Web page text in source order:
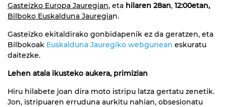
Gasteizko Europa Jauregian, eta hilaren 28an, 12:00etan,
Bilboko Euskalduna Jauregian.
Gasteizko ekitaldirako gonbidapenik ez da geratzen, eta
Bilbokoak Euskalduna Jauregiko webgunean eskuratu
daitezke.
Lehen atala ikusteko aukera, primizian
Hiru hilabete joan dira moto istripu latza gertatu zenetik.
Jon, istripuaren erruduna aurkitu nahian, obsesionatu